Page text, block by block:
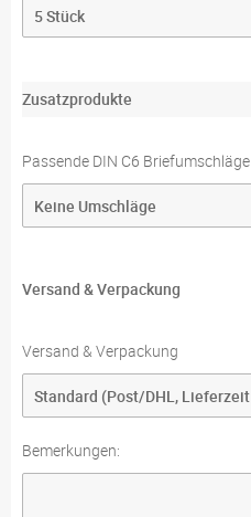
Zusatzprodukte
Passende DIN C6 Briefumschläge
Versand & Verpackung
Versand & Verpackung
Bemerkungen: